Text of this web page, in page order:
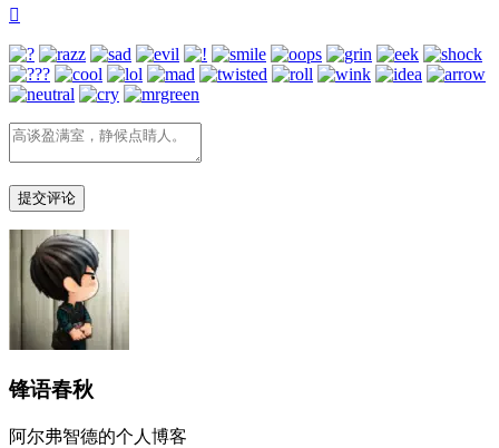

锋语春秋
阿尔弗智德的个人博客